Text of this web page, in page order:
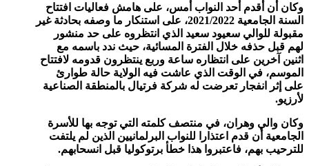
وكان أن أقدم أحد النواب أمس، على هامش فعاليات افتتاح
السنة الجامعية 2021/2022، على استنكار ما وصفه بحادثة غير
مقبولة للوالي سعيود سعيد الذي انتظروه على حد منشور
لهم قبل حذفه خلال الفترة المسائية، حيث ندد باسمه مع
اثنين آخرين على انتظاره ساعة وربع ينتظرون قدومه لافتتاح
الموسم، في الوقت الذي عاشت فيه الولاية حالة طوارئ
على إثر انفجار تعرضت له شركة فرتيال بالمنطقة الصناعية
لأرزيو.
وكان والي وهران، في منتصف كلمته التي توجه بها للأسرة
الجامعية أن قدم اعتذارا للنواب البرلمانيين الذين لم يلتفت
للترحيب بهم، فاعتبروا هذا خطأ برتوكوليا قبل انسحابهم.